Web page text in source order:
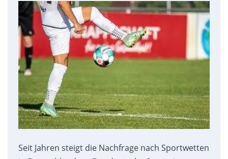
Seit Jahren steigt die Nachfrage nach Sportwetten